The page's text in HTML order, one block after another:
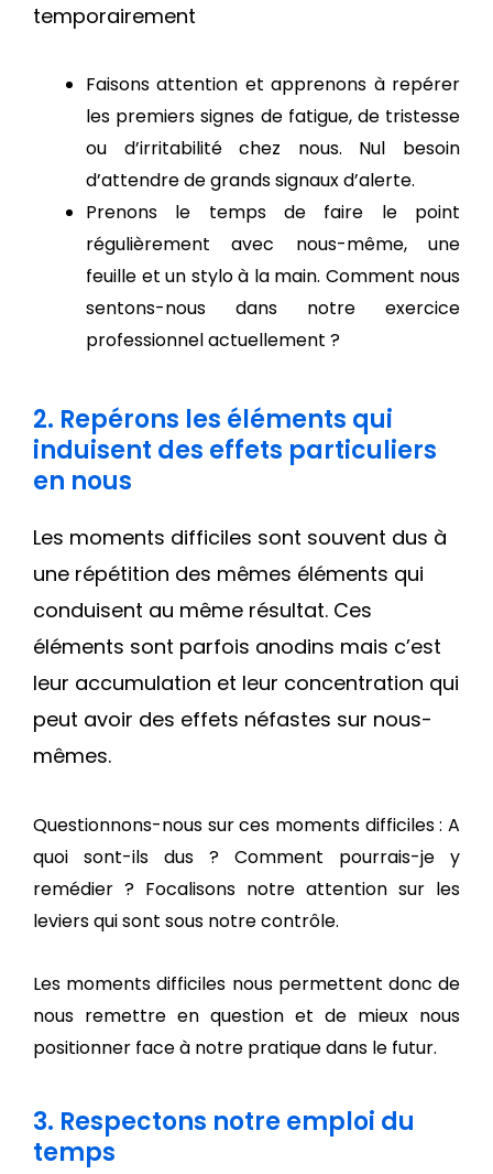
temporairement
Faisons attention et apprenons à repérer
les premiers signes de fatigue, de tristesse
ou d’irritabilité chez nous. Nul besoin
d’attendre de grands signaux d’alerte.
Prenons le temps de faire le point
régulièrement avec nous-même, une
feuille et un stylo à la main. Comment nous
sentons-nous dans notre exercice
professionnel actuellement ?
2. Repérons les éléments qui
induisent des effets particuliers
en nous
Les moments difficiles sont souvent dus à
une répétition des mêmes éléments qui
conduisent au même résultat. Ces
éléments sont parfois anodins mais c’est
leur accumulation et leur concentration qui
peut avoir des effets néfastes sur nous-
mêmes.
Questionnons-nous sur ces moments difficiles : A
quoi sont-ils dus ? Comment pourrais-je y
remédier ? Focalisons notre attention sur les
leviers qui sont sous notre contrôle.
Les moments difficiles nous permettent donc de
nous remettre en question et de mieux nous
positionner face à notre pratique dans le futur.
3. Respectons notre emploi du
temps